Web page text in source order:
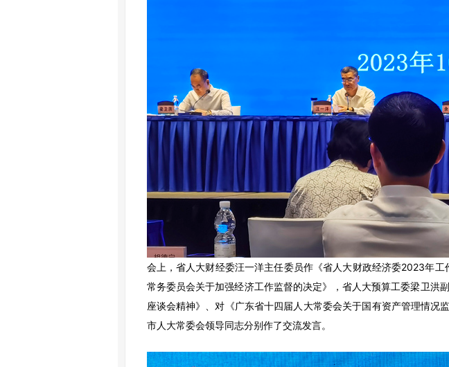
会上，省人大财经委汪一洋主任委员作《省人大财政经济委2023年
常务委员会关于加强经济工作监督的决定》，省人大预算工委梁卫洪
座谈会精神》、对《广东省十四届人大常委会关于国有资产管理情
市人大常委会领导同志分别作了交流发言。